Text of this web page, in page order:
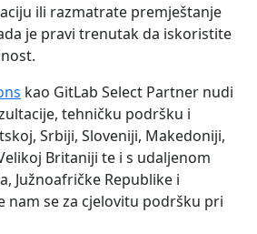
ili razmatrate premještanje
je pravi trenutak da iskoristite
kao GitLab Select Partner nudi
tehničku podršku i
Srbiji, Sloveniji, Makedoniji,
Britaniji te i s udaljenom
Južnoafričke Republike i
nam se za cjelovitu podršku pri